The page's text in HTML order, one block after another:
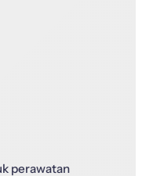
perawatan